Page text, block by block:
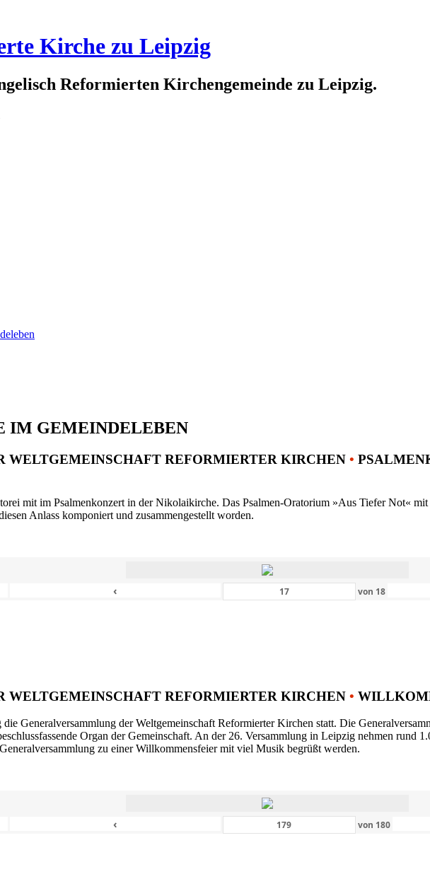
Kirche zu Leipzig
Reformierten Kirchengemeinde zu Leipzig.
IM GEMEINDELEBEN
WELTGEMEINSCHAFT REFORMIERTER KIRCHEN •
mit im Psalmenkonzert in der Nikolaikirche. Das Psalmen-Oratorium »Aus Tiefer Not«
Anlass komponiert und zusammengestellt worden.
‹ von 18
WELTGEMEINSCHAFT REFORMIERTER KIRCHEN •
Generalversammlung der Weltgemeinschaft Reformierter Kirchen statt. Die
Organ der Gemeinschaft. An der 26. Versammlung in Leipzig nehmen rund
zu einer Willkommensfeier mit viel Musik begrüßt werden.
‹ von 180